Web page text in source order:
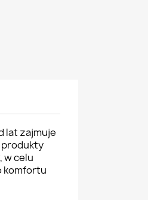
lat zajmuje
produkty
w celu
komfortu